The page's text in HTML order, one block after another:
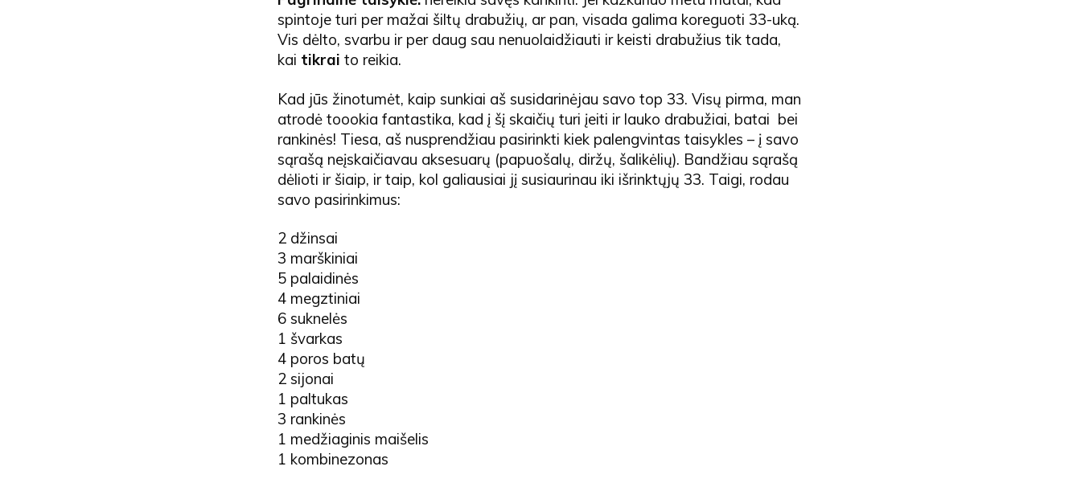
spintoje turi per mažai šiltų drabužių, ar pan, visada galima koreguoti 33-uką.
Vis dėlto, svarbu ir per daug sau nenuolaidžiauti ir keisti drabužius tik tada,
kai tikrai to reikia.
Kad jūs žinotumėt, kaip sunkiai aš susidarinėjau savo top 33. Visų pirma, man
atrodė toookia fantastika, kad į šį skaičių turi įeiti ir lauko drabužiai, batai bei
rankinės! Tiesa, aš nusprendžiau pasirinkti kiek palengvintas taisykles – į savo
sąrašą neįskaičiavau aksesuarų (papuošalų, diržų, šalikėlių). Bandžiau sąrašą
dėlioti ir šiaip, ir taip, kol galiausiai jį susiaurinau iki išrinktųjų 33. Taigi, rodau
savo pasirinkimus:
2 džinsai
3 marškiniai
5 palaidinės
4 megztiniai
6 suknelės
1 švarkas
4 poros batų
2 sijonai
1 paltukas
3 rankinės
1 medžiaginis maišelis
1 kombinezonas